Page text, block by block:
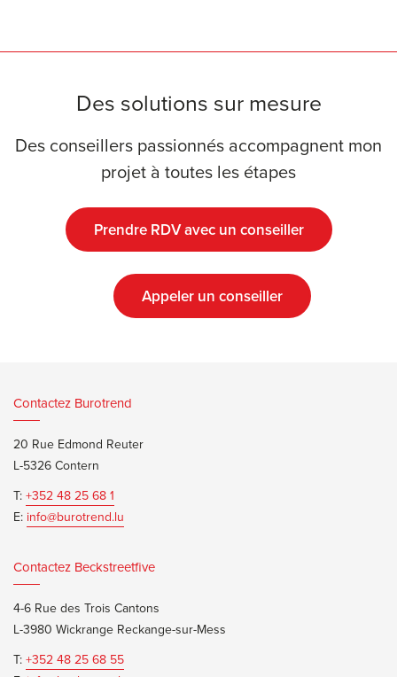
Des solutions sur mesure
Des conseillers passionnés accompagnent mon
projet à toutes les étapes
Prendre RDV avec un conseiller
Appeler un conseiller
Contactez Burotrend
20 Rue Edmond Reuter
L-5326 Contern
T:+352 48 25 68 1
E: info@burotrend.lu
Contactez Beckstreetfive
4-6 Rue des Trois Cantons
L-3980 Wickrange Reckange-sur-Mess
T:+352 48 25 68 55